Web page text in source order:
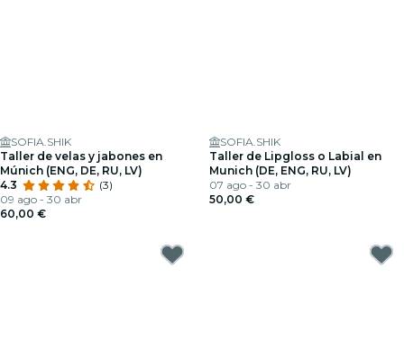
SOFIA.SHIK
Taller de velas y jabones en
Múnich (ENG, DE, RU, LV)
4.3
(3)
09 ago - 30 abr
60,00 €
SOFIA.SHIK
Taller de Lipgloss o Labial en
Munich (DE, ENG, RU, LV)
07 ago - 30 abr
50,00 €